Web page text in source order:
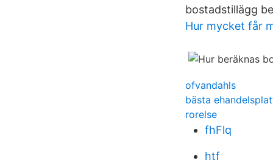
bostadstillägg
Hur mycket får
ofvandahls
bästa
rorelse
fhFlq
htf